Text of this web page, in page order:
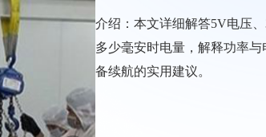
介绍： 本文详细解答5V电压
多少毫安时电量，解释功率
备续航的实用建议。